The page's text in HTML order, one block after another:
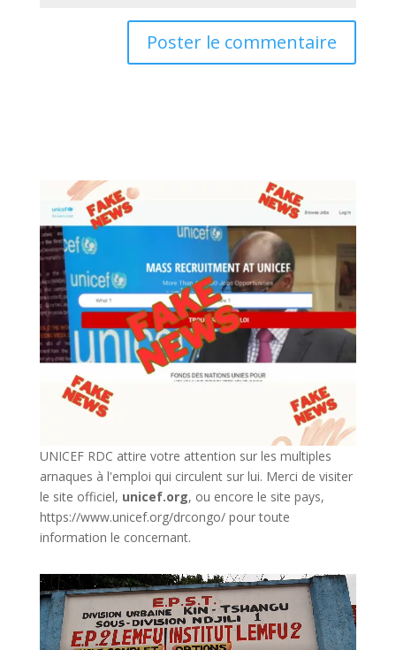
UNICEF RDC attire votre attention sur les multiples
arnaques à l'emploi qui circulent sur lui. Merci de visiter
le site officiel, unicef.org, ou encore le site pays,
https://www.unicef.org/drcongo/pour toute
information le concernant.